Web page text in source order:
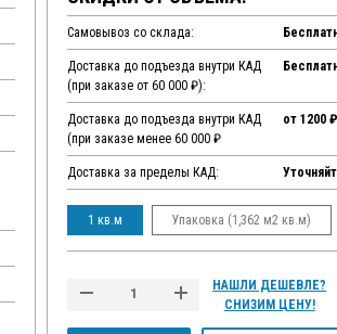
Самовывоз со склада:
Доставка до подъезда внутри КАД
(при заказе от 60 000 ₽):
Доставка до подъезда внутри КАД
(при заказе менее 60 000 ₽
от 1200 ₽
Доставка за пределы КАД:
1 кв.м Упаковка (1,362 м2 кв.м)
НАШЛИ ДЕШЕВЛЕ?
СНИЗИМ ЦЕНУ!